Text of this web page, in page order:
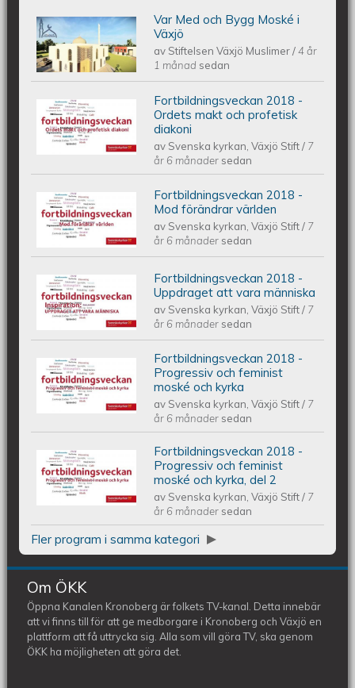
JOIN & BUILD A MOSQUE IN VAXJO |
VAR MED OCH BYGG MOSKÉ I VÄXJÖ
| كن معنا لبناء مسجدا في فكشو
Var Med och Bygg Moské i
Växjö
av Stiftelsen Växjö Muslimer/4 år
1 månad sedan
Fortbildningsveckan 2018 - Ordets
makt och profetisk diakoni
Fortbildningsveckan 2018 -
Ordets makt och profetisk
diakoni
av Svenska kyrkan, Växjö Stift/ 7
år 6 månader sedan
Fortbildningsveckan 2018 - Mod
förändrar världen
Fortbildningsveckan 2018 -
Mod förändrar världen
av Svenska kyrkan, Växjö Stift/ 7
år 6 månader sedan
Fortbildningsveckan 2018 -
Uppdraget att vara människa
Fortbildningsveckan 2018 -
Uppdraget att vara människa
av Svenska kyrkan, Växjö Stift/ 7
år 6 månader sedan
Fortbildningsveckan 2018 -
Progressiv och feminist moské och
kyrka
Fortbildningsveckan 2018 -
Progressiv och feminist
moské och kyrka
av Svenska kyrkan, Växjö Stift/ 7
år 6 månader sedan
Fortbildningsveckan 2018 -
Progressiv och feminist moské och
kyrka, del 2
Fortbildningsveckan 2018 -
Progressiv och feminist
moské och kyrka, del 2
av Svenska kyrkan, Växjö Stift/ 7
år 6 månader sedan
Fler program i samma kategori
Om ÖKK
Öppna Kanalen Kronoberg är folkets TV-kanal. Detta innebär
att vi finns till för att ge medborgare i Kronoberg och Växjö en
plattform att få uttrycka sig. Alla som vill göra TV, ska genom
ÖKK ha möjligheten att göra det.